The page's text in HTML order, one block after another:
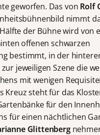
geworfen. Das von Rolf
nimmt
der Bühne wird von
offenen schwarzen
bestimmt, in der
jeweiligen Szene die
mit wenigen
Kreuz steht für das
für den
für einen nächtlichen
Glittenberg